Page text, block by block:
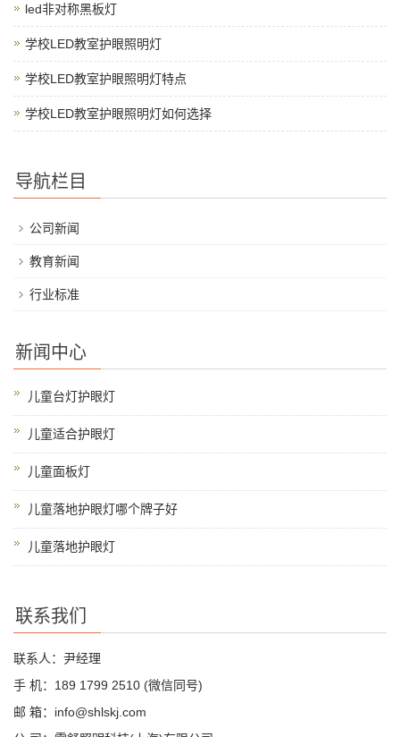
led非对称黑板灯
学校LED教室护眼照明灯
学校LED教室护眼照明灯特点
学校LED教室护眼照明灯如何选择
导航栏目
公司新闻
教育新闻
行业标准
新闻中心
儿童台灯护眼灯
儿童适合护眼灯
儿童面板灯
儿童落地护眼灯哪个牌子好
儿童落地护眼灯
联系我们
联系人：尹经理
手 机：189 1799 2510 (微信同号)
邮 箱：info@shlskj.com